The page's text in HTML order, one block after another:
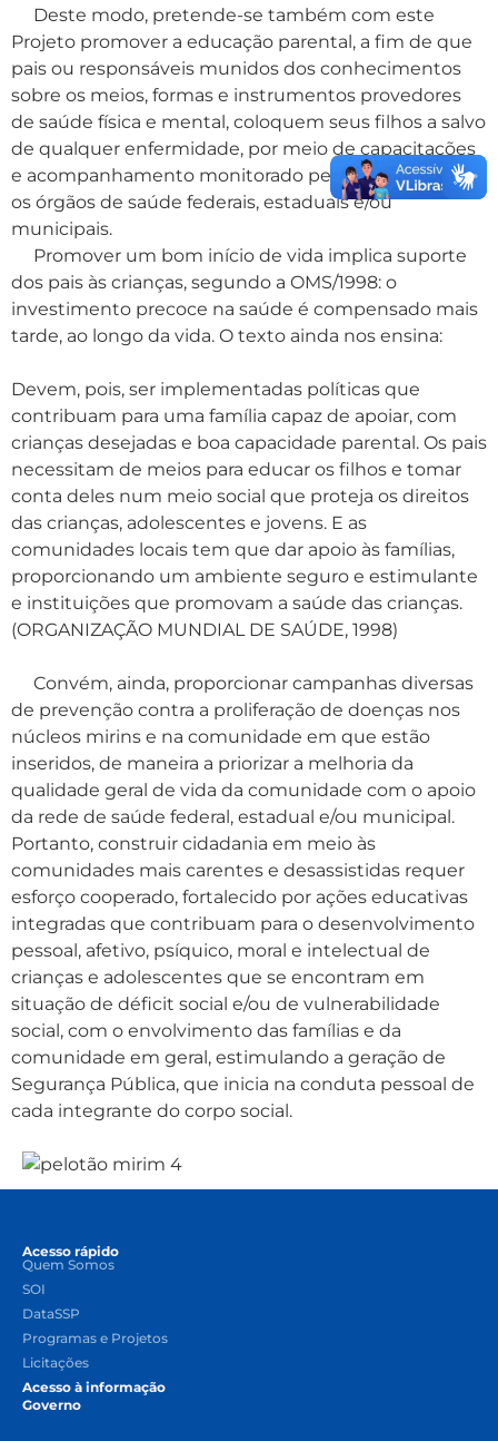
Deste modo, pretende-se também com este
Projeto promover a educação parental, a fim de que
pais ou responsáveis munidos dos conhecimentos
sobre os meios, formas e instrumentos provedores
de saúde física e mental, coloquem seus filhos a salvo
de qualquer enfermidade, por meio de capacitações
e acompanhamento monitorado pelas parcerias com
os órgãos de saúde federais, estaduais e/ou
municipais.
Promover um bom início de vida implica suporte
dos pais às crianças, segundo a OMS/1998: o
investimento precoce na saúde é compensado mais
tarde, ao longo da vida. O texto ainda nos ensina:
Devem, pois, ser implementadas políticas que
contribuam para uma família capaz de apoiar, com
crianças desejadas e boa capacidade parental. Os pais
necessitam de meios para educar os filhos e tomar
conta deles num meio social que proteja os direitos
das crianças, adolescentes e jovens. E as
comunidades locais tem que dar apoio às famílias,
proporcionando um ambiente seguro e estimulante
e instituições que promovam a saúde das crianças.
(ORGANIZAÇÃO MUNDIAL DE SAÚDE, 1998)
Convém, ainda, proporcionar campanhas diversas
de prevenção contra a proliferação de doenças nos
núcleos mirins e na comunidade em que estão
inseridos, de maneira a priorizar a melhoria da
qualidade geral de vida da comunidade com o apoio
da rede de saúde federal, estadual e/ou municipal.
Portanto, construir cidadania em meio às
comunidades mais carentes e desassistidas requer
esforço cooperado, fortalecido por ações educativas
integradas que contribuam para o desenvolvimento
pessoal, afetivo, psíquico, moral e intelectual de
crianças e adolescentes que se encontram em
situação de déficit social e/ou de vulnerabilidade
social, com o envolvimento das famílias e da
comunidade em geral, estimulando a geração de
Segurança Pública, que inicia na conduta pessoal de
cada integrante do corpo social.
Acesso rápido
Quem Somos
SOI
DataSSP
Programas e Projetos
Licitações
Acesso à informação
Governo